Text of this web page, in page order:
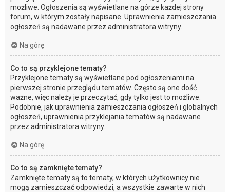
możliwe. Ogłoszenia są wyświetlane na górze każdej strony
forum, w którym zostały napisane. Uprawnienia zamieszczania
ogłoszeń są nadawane przez administratora witryny.
Na górę
Co to są przyklejone tematy?
Przyklejone tematy są wyświetlane pod ogłoszeniami na
pierwszej stronie przeglądu tematów. Często są one dość
ważne, więc należy je przeczytać, gdy tylko jest to możliwe.
Podobnie, jak uprawnienia zamieszczania ogłoszeń i globalnych
ogłoszeń, uprawnienia przyklejania tematów są nadawane
przez administratora witryny.
Na górę
Co to są zamknięte tematy?
Zamknięte tematy są to tematy, w których użytkownicy nie
mogą zamieszczać odpowiedzi, a wszystkie zawarte w nich